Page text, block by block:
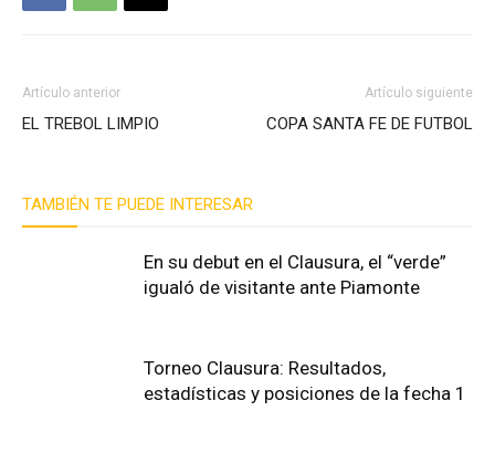
Artículo anterior
EL TREBOL LIMPIO
Artículo siguiente
COPA SANTA FE DE FUTBOL
TAMBIÉN TE PUEDE INTERESAR
En su debut en el Clausura, el “verde”
igualó de visitante ante Piamonte
Torneo Clausura: Resultados,
estadísticas y posiciones de la fecha 1